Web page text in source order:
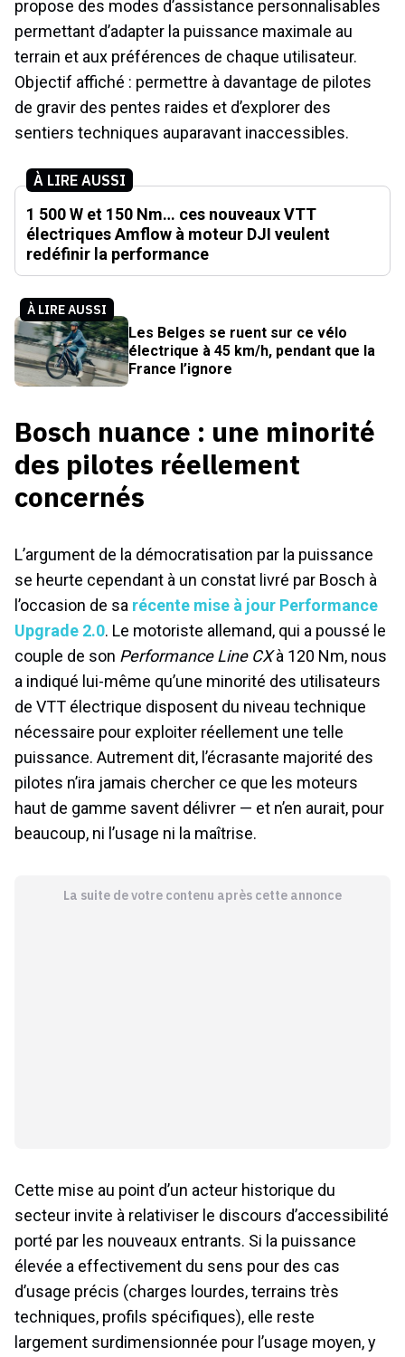
propose des modes d’assistance personnalisables
permettant d’adapter la puissance maximale au
terrain et aux préférences de chaque utilisateur.
Objectif affiché : permettre à davantage de pilotes
de gravir des pentes raides et d’explorer des
sentiers techniques auparavant inaccessibles.
À LIRE AUSSI
1 500 W et 150 Nm… ces nouveaux VTT
électriques Amflow à moteur DJI veulent
redéfinir la performance
À LIRE AUSSI
Les Belges se ruent sur ce vélo
électrique à 45 km/h, pendant que la
France l’ignore
Bosch nuance : une minorité
des pilotes réellement
concernés
L’argument de la démocratisation par la puissance
se heurte cependant à un constat livré par Bosch à
l’occasion de sa récente mise à jour Performance
Upgrade 2.0. Le motoriste allemand, qui a poussé le
couple de son Performance Line CXà 120 Nm, nous
a indiqué lui-même qu’une minorité des utilisateurs
de VTT électrique disposent du niveau technique
nécessaire pour exploiter réellement une telle
puissance. Autrement dit, l’écrasante majorité des
pilotes n’ira jamais chercher ce que les moteurs
haut de gamme savent délivrer — et n’en aurait, pour
beaucoup, ni l’usage ni la maîtrise.
La suite de votre contenu après cette annonce
Cette mise au point d’un acteur historique du
secteur invite à relativiser le discours d’accessibilité
porté par les nouveaux entrants. Si la puissance
élevée a effectivement du sens pour des cas
d’usage précis (charges lourdes, terrains très
techniques, profils spécifiques), elle reste
largement surdimensionnée pour l’usage moyen, y